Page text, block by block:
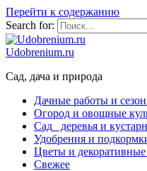
Перейти к содержанию
Search for:
Udobrenium.ru
Сад, дача и природа
Дачные работы и
Огород и овощные
Сад_ деревья и
Удобрения и
Цветы и декоративные
Свежее